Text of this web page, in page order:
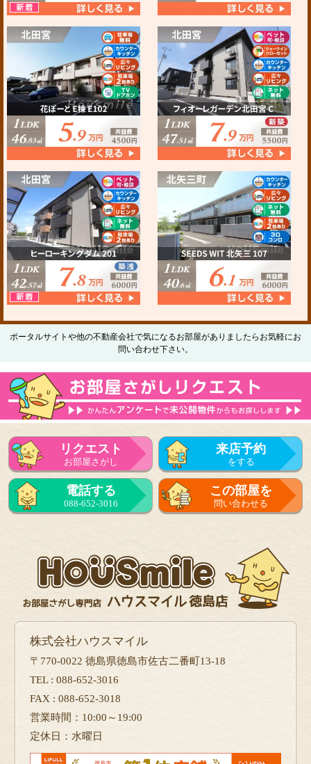
ポータルサイトや他の不動産会社で気になるお部屋がありましたらお気軽にお
問い合わせ下さい。
リクエスト
お部屋さがし
来店予約
をする
電話する
088-652-3016
この部屋を
問い合わせる
株式会社ハウスマイル
〒770-0022 徳島県徳島市佐古二番町13-18
TEL : 088-652-3016
FAX : 088-652-3018
営業時間：10:00～19:00
定休日：水曜日